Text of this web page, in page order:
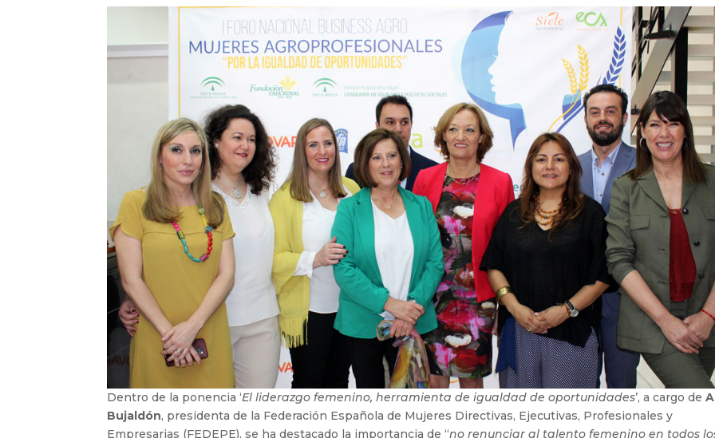
Dentro de la ponencia ‘El liderazgo femenino, herramienta de igualdad de oportunidades’, a cargo de
Bujaldón, presidenta de la Federación Española de Mujeres Directivas, Ejecutivas, Profesionales y
Empresarias (FEDEPE), se ha destacado la importancia de “no renunciar al talento femenino en todos